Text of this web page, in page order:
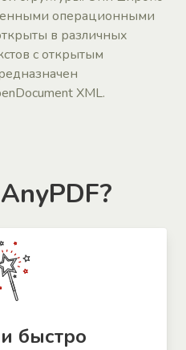
операционными
в различных
с открытым
XML.
быстро